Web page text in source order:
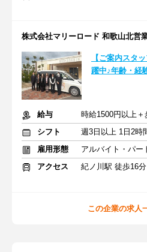
株式会社マリーロード 和歌山北営
【ご案内スタ
躍中♪年齢・経
給与
時給1500円以上
シフト
雇用形態
アルバイト・パー
アクセス
紀ノ川駅 徒歩16分
この企業の求人